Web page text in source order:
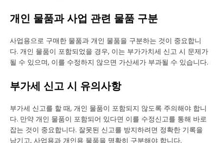
개인 물품과 사업 관련 물품 구분
사업용으로 구매한 물품과 개인 물품을 구분하는 것이 중요합니
다. 개인 물품이 포함되었을 경우, 이는 부가가치세 신고 시 문제가
될 수 있으며, 이를 수정하지 않으면 가산세가 부과될 수 있습니다.
부가세 신고 시 유의사항
부가세 신고를 할 때, 개인 물품이 포함되지 않도록 주의해야 합니
다. 만약 개인 물품이 포함되어 있다면 이를 수정신고를 통해 바로
잡는 것이 중요합니다. 잘못된 신고를 방지하려면 정확한 기록을
남기고, 사업용과 개인용 물품을 명확히 구분해야 합니다.